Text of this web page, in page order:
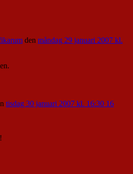
den måndag 29 januari 2007 kl.
tisdag 30 januari 2007 kl. 16:30 16